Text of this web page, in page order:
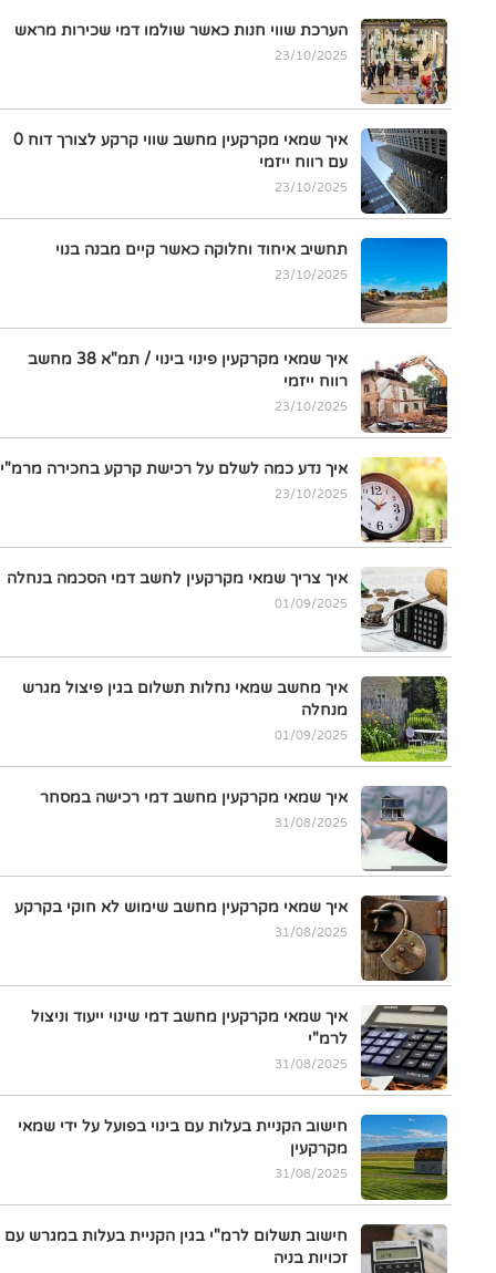
הערכת שווי חנות כאשר שולמו דמי שכירות מראש
23/10/2025
איך שמאי מקרקעין מחשב שווי קרקע לצורך דוח 0
עם רווח ייזמי
23/10/2025
תחשיב איחוד וחלוקה כאשר קיים מבנה בנוי
23/10/2025
איך שמאי מקרקעין פינוי בינוי / תמ"א 38 מחשב
רווח ייזמי
23/10/2025
איך נדע כמה לשלם על רכישת קרקע בחכירה מרמ"י
23/10/2025
איך צריך שמאי מקרקעין לחשב דמי הסכמה בנחלה
01/09/2025
איך מחשב שמאי נחלות תשלום בגין פיצול מגרש
מנחלה
01/09/2025
איך שמאי מקרקעין מחשב דמי רכישה במסחר
31/08/2025
איך שמאי מקרקעין מחשב שימוש לא חוקי בקרקע
31/08/2025
איך שמאי מקרקעין מחשב דמי שינוי ייעוד וניצול
לרמ"י
31/08/2025
חישוב הקניית בעלות עם בינוי בפועל על ידי שמאי
מקרקעין
31/08/2025
חישוב תשלום לרמ"י בגין הקניית בעלות במגרש עם
זכויות בניה